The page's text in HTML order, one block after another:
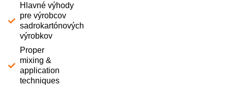
Hlavné výhody
pre výrobcov
sadrokartónových
výrobkov
Proper
mixing &
application
techniques